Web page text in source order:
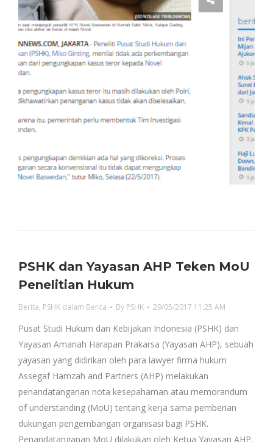
PSHK dan Yayasan AHP Teken MoU
Penelitian Hukum
Berita, PSHK dalam Berita By PSHK 29/05/2017 11:25 AM
Pusat Studi Hukum dan Kebijakan Indonesia (PSHK) dan
Yayasan Amanah Harapan Prakarsa (Yayasan AHP), sebuah
yayasan yang didirikan oleh para lawyer firma hukum
Assegaf Hamzah and Partners (AHP) melakukan
penandatanganan nota kesepahaman atau memorandum
of understanding (MoU) tentang kerja sama pemberian
dukungan pengembangan organisasi bagi PSHK.
Penandatanganan MoU dilakukan oleh Ketua Yayasan AHP,